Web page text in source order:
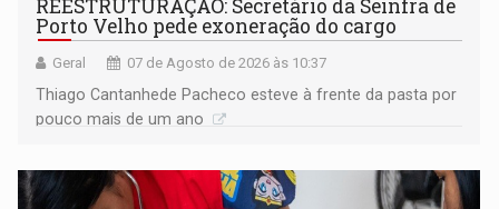
REESTRUTURAÇÃO: Secretário da Seinfra de
Porto Velho pede exoneração do cargo
Geral 07 de Agosto de 2026 às 10:37
Thiago Cantanhede Pacheco esteve à frente da pasta por
pouco mais de um ano